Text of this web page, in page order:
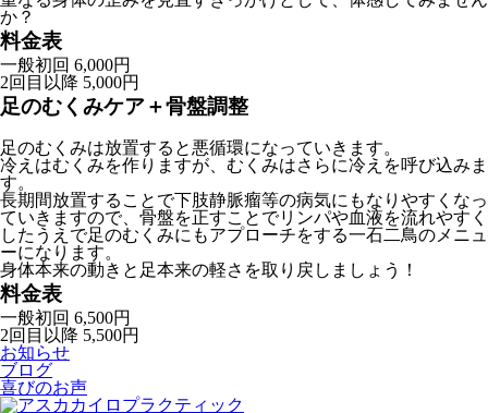
か？
料金表
一般初回 6,000円
2回目以降 5,000円
足のむくみケア＋骨盤調整
足のむくみは放置すると悪循環になっていきます。
冷えはむくみを作りますが、むくみはさらに冷えを呼び込みま
す。
長期間放置することで下肢静脈瘤等の病気にもなりやすくなっ
ていきますので、骨盤を正すことでリンパや血液を流れやすく
したうえで足のむくみにもアプローチをする一石二鳥のメニュ
ーになります。
身体本来の動きと足本来の軽さを取り戻しましょう！
料金表
一般初回 6,500円
2回目以降 5,500円
お知らせ
ブログ
喜びのお声